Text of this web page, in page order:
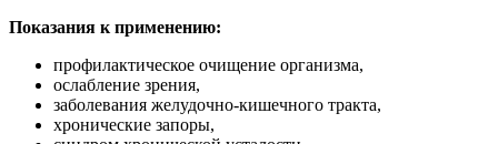
Показания к применению:
профилактическое очищение организма,
ослабление зрения,
заболевания желудочно-кишечного тракта,
хронические запоры,